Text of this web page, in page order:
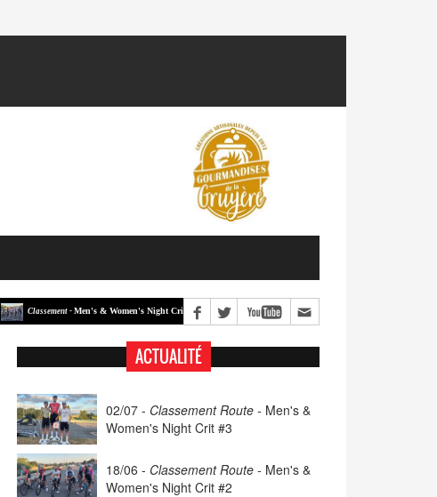
Classement -Men's & Women's Night Crit #2 Classement - Men's & Women's Night Crit #1
ACTUALITÉ
02/07 - Classement Route - Men's &
Women's Night Crit #3
18/06 - Classement Route - Men's &
Women's Night Crit #2